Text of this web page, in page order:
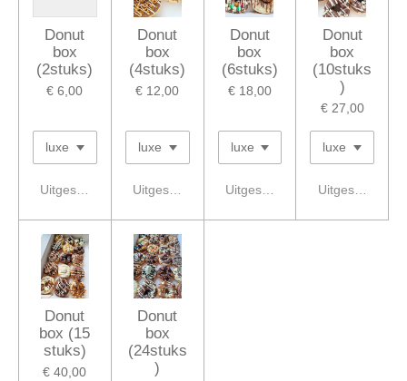
Donut
box
(2stuks)
€ 6,00
Uitgeschakeld
Donut
box
(4stuks)
€ 12,00
Uitgeschakeld
Donut
box
(6stuks)
€ 18,00
Uitgeschakeld
Donut
box
(10stuks
)
€ 27,00
Uitgeschakeld
Donut
box (15
stuks)
€ 40,00
Donut
box
(24stuks
)